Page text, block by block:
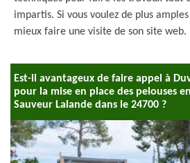
impartis. Si vous voulez de plus
mieux faire une visite de son site web.
Est-il avantageux de faire appel à
pour la mise en place des pelouses
Sauveur Lalande dans le 24700 ?